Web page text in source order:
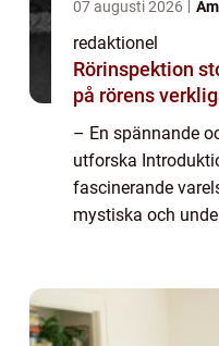
07 augusti 2026
redaktionel
Rörinspektion stockholm
på rörens
– En spännande
utforska
fascinerande
mystiska och